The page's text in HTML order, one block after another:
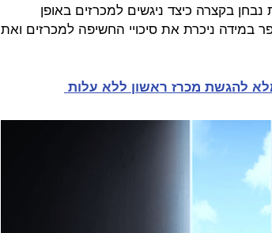
בקצרה כיצד ניגשים למכרזים באופן
במידה ניכרת את סיכויי החשיפה למכרזים ואת
מלא להגשת מכרז ראשון ללא עלות